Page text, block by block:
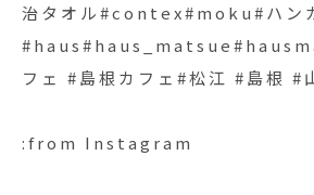
治タオル#contex#moku#ハン
フェ #島根カフェ#松江 #島根 #
:from Instagram